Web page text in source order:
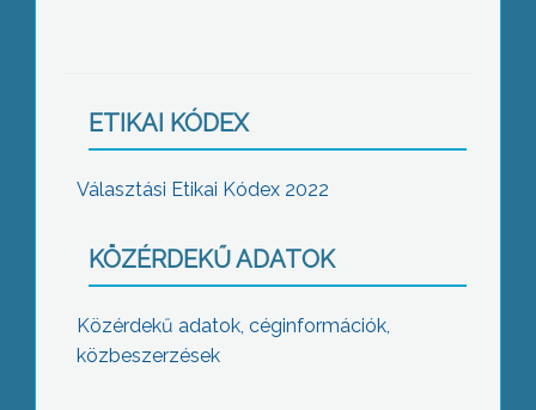
ETIKAI KÓDEX
Választási Etikai Kódex 2022
KÖZÉRDEKŰ ADATOK
Közérdekű adatok, céginformációk,
közbeszerzések